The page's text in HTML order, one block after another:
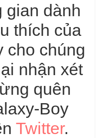
gian dành
thích của
cho chúng
nhận xét
quên
Boy
Twitter.